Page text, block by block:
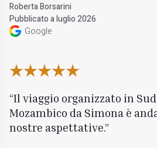
Roberta Borsarini
Pubblicato a luglio 2026
Google
Il viaggio organizzato in
Mozambico da Simona è
nostre aspettative.